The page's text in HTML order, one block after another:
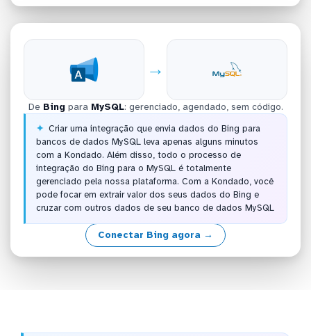
→
De Bingpara MySQL: gerenciado, agendado, sem código.
Criar uma integração que envia dados do Bing para
bancos de dados MySQL leva apenas alguns minutos
com a Kondado. Além disso, todo o processo de
integração do Bing para o MySQL é totalmente
gerenciado pela nossa plataforma. Com a Kondado, você
pode focar em extrair valor dos seus dados do Bing e
cruzar com outros dados de seu banco de dados MySQL
Conectar Bing agora →